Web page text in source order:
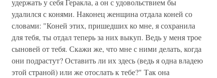
удержать у себя Геракла, а он с удовольствием бы
удалился с конями. Наконец женщина отдала коней со
словами: "Коней этих, пришедших ко мне, я сохранила
для тебя, ты отдал теперь за них выкуп. Ведь у меня трое
сыновей от тебя. Скажи же, что мне с ними делать, когда
они подрастут? Оставить ли их здесь (ведь я одна владею
этой страной) или же отослать к тебе?" Так она